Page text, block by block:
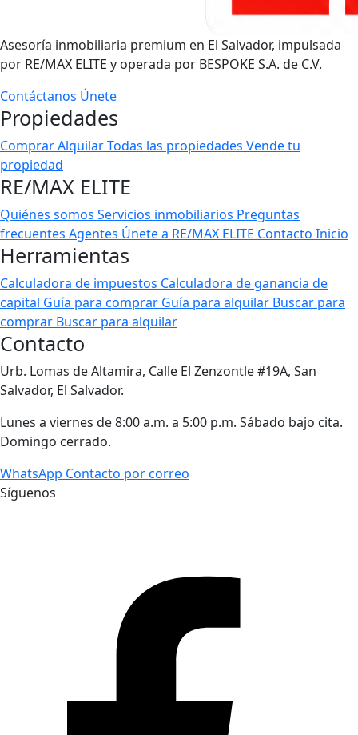
Asesoría inmobiliaria premium en El Salvador, impulsada
por RE/MAX ELITE y operada por BESPOKE S.A. de C.V.
Contáctanos Únete
Propiedades
ComprarAlquilarTodas las propiedades Vende tu
propiedad
RE/MAX ELITE
Quiénes somos Servicios inmobiliarios Preguntas
frecuentes Agentes Únete a RE/MAX ELITE Contacto Inicio
Herramientas
Calculadora de impuestos Calculadora de ganancia de
capital Guía para comprar Guía para alquilar Buscar para
comprar Buscar para alquilar
Contacto
Urb. Lomas de Altamira, Calle El Zenzontle #19A, San
Salvador, El Salvador.
Lunes a viernes de 8:00 a.m. a 5:00 p.m. Sábado bajo cita.
Domingo cerrado.
WhatsApp Contacto por correo
Síguenos